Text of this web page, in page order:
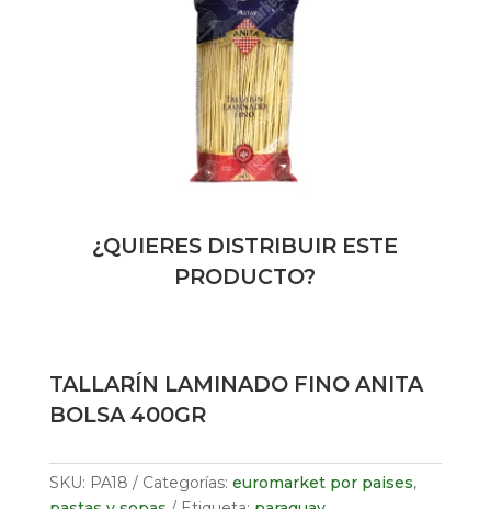
¿QUIERES DISTRIBUIR ESTE
PRODUCTO?
TALLARÍN LAMINADO FINO ANITA
BOLSA 400GR
SKU: PA18 Categorías: euromarket por paises,